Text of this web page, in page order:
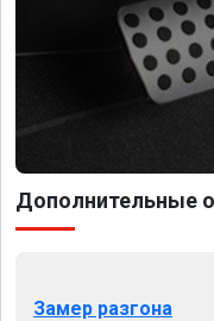
Дополнительные
Замер разгона